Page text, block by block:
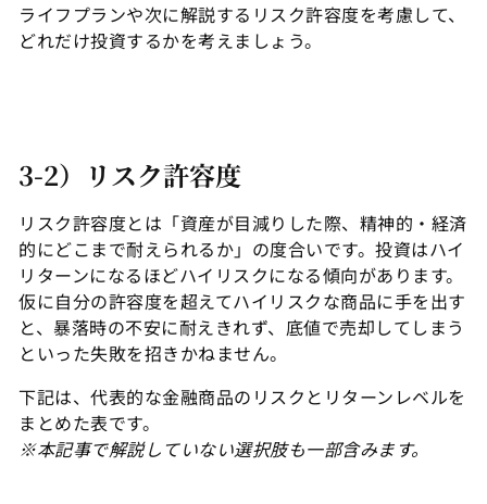
ライフプランや次に解説するリスク許容度を考慮して、
どれだけ投資するかを考えましょう。
3-2）リスク許容度
リスク許容度とは「資産が目減りした際、精神的・経済
的にどこまで耐えられるか」の度合いです。投資はハイ
リターンになるほどハイリスクになる傾向があります。
仮に自分の許容度を超えてハイリスクな商品に手を出す
と、暴落時の不安に耐えきれず、底値で売却してしまう
といった失敗を招きかねません。
下記は、代表的な金融商品のリスクとリターンレベルを
まとめた表です。
※本記事で解説していない選択肢も一部含みます。